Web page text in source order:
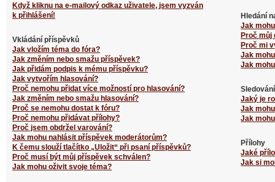
Když kliknu na e-mailový odkaz uživatele, jsem vyzván
k přihlášení!
Vkládání příspěvků
Jak vložím téma do fóra?
Jak změním nebo smažu příspěvek?
Jak přidám podpis k mému příspěvku?
Jak vytvořím hlasování?
Proč nemohu přidat více možností pro hlasování?
Jak změním nebo smažu hlasování?
Proč se nemohu dostat k fóru?
Proč nemohu přidávat přílohy?
Proč jsem obdržel varování?
Jak mohu nahlásit příspěvek moderátorům?
K čemu slouží tlačítko „Uložit“ při psaní příspěvků?
Proč musí být můj příspěvek schválen?
Jak mohu oživit svoje téma?
Hledání
Jak
Proč můj
Proč mi
Jak
Jak
Jaký je
Jak
Jak
Přílohy
Jaké
Jak si